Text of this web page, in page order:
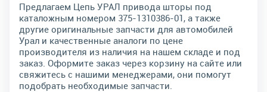
Предлагаем Цепь УРАЛ привода шторы под
каталожным номером 375-1310386-01, а также
другие оригинальные запчасти для автомобилей
Урал и качественные аналоги по цене
производителя из наличия на нашем складе и под
заказ. Оформите заказ через корзину на сайте или
свяжитесь с нашими менеджерами, они помогут
подобрать необходимые запчасти.